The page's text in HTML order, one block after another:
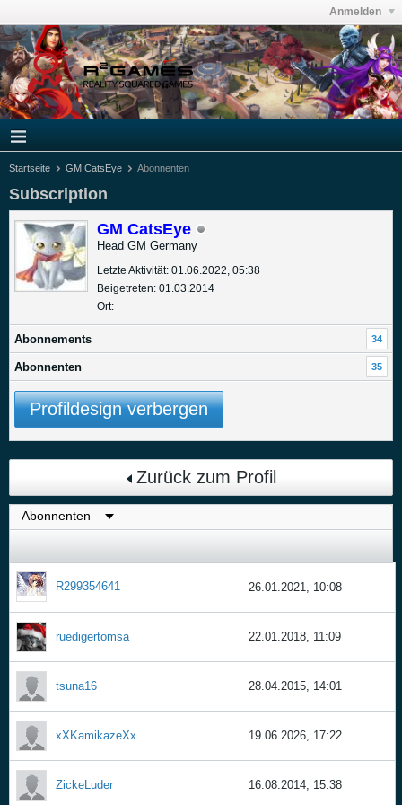
Anmelden
Startseite GM CatsEye Abonnenten
Subscription
GM CatsEye
Head GM Germany
Letzte Aktivität: 01.06.2022, 05:38
Beigetreten: 01.03.2014
Ort:
Abonnements 34
Abonnenten 35
Profildesign verbergen
Zurück zum Profil
R299354641 26.01.2021, 10:08
ruedigertomsa 22.01.2018, 11:09
tsuna16 28.04.2015, 14:01
xXKamikazeXx 19.06.2026, 17:22
ZickeLuder 16.08.2014, 15:38